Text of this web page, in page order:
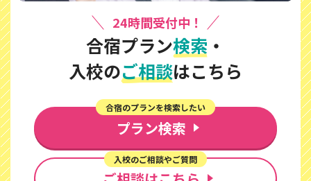
24時間受付中！
合宿プラン検索 ・
入校のご相談はこちら
プラン検索
合宿のプランを検索したい
入校のご相談やご質問